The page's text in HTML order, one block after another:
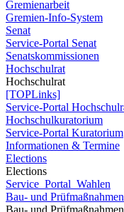
Gremienarbeit
Gremien-Info-System
Senat
Service-Portal Senat
Senatskommissionen
Hochschulrat
Hochschulrat
[TOPLinks]
Service-Portal
Hochschulkuratorium
Service-Portal Kuratorium
Informationen & Termine
Elections
Elections
Service_Portal_Wahlen
Bau- und Prüfmaßnahmen
Bau- und Prüfmaßnahmen